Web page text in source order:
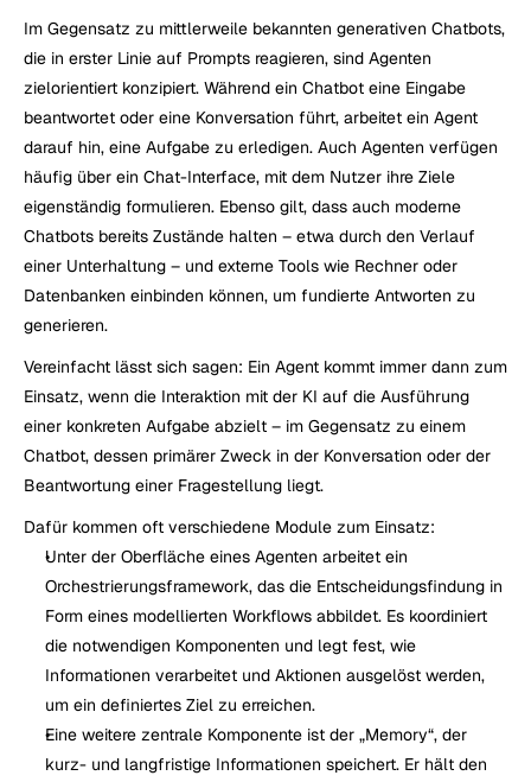
Im Gegensatz zu mittlerweile bekannten generativen Chatbots,
die in erster Linie auf Prompts reagieren, sind Agenten
zielorientiert konzipiert. Während ein Chatbot eine Eingabe
beantwortet oder eine Konversation führt, arbeitet ein Agent
darauf hin, eine Aufgabe zu erledigen. Auch Agenten verfügen
häufig über ein Chat-Interface, mit dem Nutzer ihre Ziele
eigenständig formulieren. Ebenso gilt, dass auch moderne
Chatbots bereits Zustände halten – etwa durch den Verlauf
einer Unterhaltung – und externe Tools wie Rechner oder
Datenbanken einbinden können, um fundierte Antworten zu
generieren.
Vereinfacht lässt sich sagen: Ein Agent kommt immer dann zum
Einsatz, wenn die Interaktion mit der KI auf die Ausführung
einer konkreten Aufgabe abzielt – im Gegensatz zu einem
Chatbot, dessen primärer Zweck in der Konversation oder der
Beantwortung einer Fragestellung liegt.
Dafür kommen oft verschiedene Module zum Einsatz:
Unter der Oberfläche eines Agenten arbeitet ein
Orchestrierungsframework, das die Entscheidungsfindung in
Form eines modellierten Workflows abbildet. Es koordiniert
die notwendigen Komponenten und legt fest, wie
Informationen verarbeitet und Aktionen ausgelöst werden,
um ein definiertes Ziel zu erreichen.
Eine weitere zentrale Komponente ist der „Memory“, der
kurz- und langfristige Informationen speichert. Er hält den